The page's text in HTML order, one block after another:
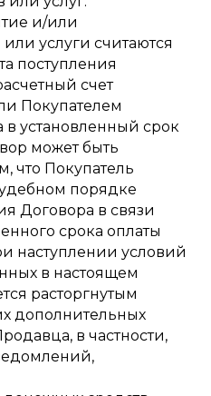
и/или
услуги считаются
поступления
счет
Покупателем
в установленный срок
может быть
что Покупатель
порядке
Договора в связи
срока оплаты
наступлении условий
в настоящем
расторгнутым
дополнительных
в частности,